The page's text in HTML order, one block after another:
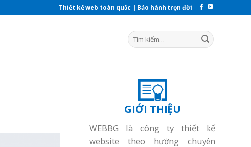
Thiết kế web toàn quốc | Bảo hành trọn đời
GIỚI THIỆU
WEBBG là công ty thiết kế
website theo hướng chuyên